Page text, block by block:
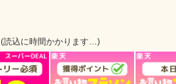
(読込に時間かかります…)